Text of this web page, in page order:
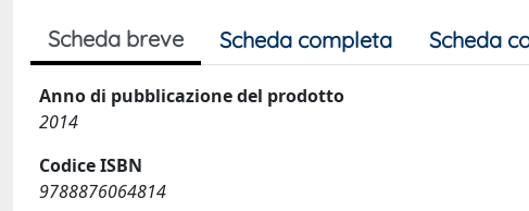
Scheda breve Scheda completa Scheda
Anno di pubblicazione del prodotto
2014
Codice ISBN
9788876064814